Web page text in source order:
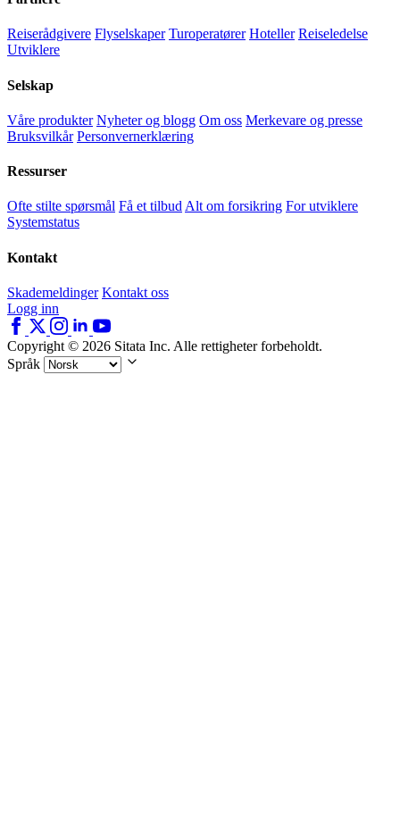
Reiserådgivere Flyselskaper Turoperatører Hoteller Reiseledelse
Utviklere
Selskap
Våre produkter Nyheter og blogg Om oss Merkevare og presse
Bruksvilkår Personvernerklæring
Ressurser
Ofte stilte spørsmål Få et tilbudAlt om forsikring For utviklere
Systemstatus
Kontakt
Skademeldinger Kontakt oss
Logg inn
Copyright © 2026 Sitata Inc. Alle rettigheter forbeholdt.
Språk